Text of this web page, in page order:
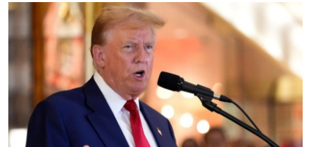
اخبار الرياضة
منوعات
فن وثقافة
علوم وتكنولوجيا